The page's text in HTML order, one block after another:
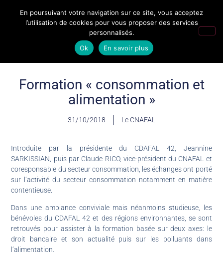
Formation « consommation et
alimentation »
31/10/2018 Le CNAFAL
Introduite par la présidente du CDAFAL 42, Jeannine
SARKISSIAN, puis par Claude RICO, vice-président du CNAFAL et
coresponsable du secteur consommation, les échanges ont porté
sur l’activité du secteur consommation notamment en matière
contentieuse.
Dans une ambiance conviviale mais néanmoins studieuse, les
bénévoles du CDAFAL 42 et des régions environnantes, se sont
retrouvés pour assister à la formation basée sur deux axes: le
droit bancaire et son actualité puis sur les polluants dans
l’alimentation.
En poursuivant votre navigation sur ce site, vous acceptez
l’utilisation de cookies pour vous proposer des services
personnalisés.
Ok
En savoir plus